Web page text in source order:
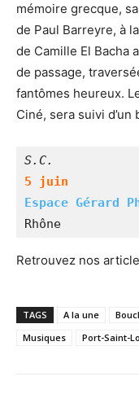
mémoire grecque,
de Paul Barreyre, à
de Camille El Bacha
de passage,
fantômes heureux.
Ciné, sera suivi
S.C.
5 juin
Espace Gérard
Rhône
Retrouvez nos
TAGS A la une
Musiques
Port-Saint-